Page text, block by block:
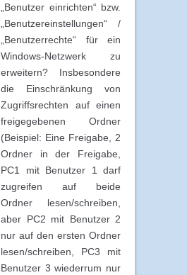
„Benutzer einrichten“ bzw.
„Benutzereinstellungen“ /
„Benutzerrechte“ für ein
Windows-Netzwerk zu
erweitern? Insbesondere
die Einschränkung von
Zugriffsrechten auf einen
freigegebenen Ordner
(Beispiel: Eine Freigabe, 2
Ordner in der Freigabe,
PC1 mit Benutzer 1 darf
zugreifen auf beide
Ordner lesen/schreiben,
aber PC2 mit Benutzer 2
nur auf den ersten Ordner
lesen/schreiben, PC3 mit
Benutzer 3 wiederrum nur